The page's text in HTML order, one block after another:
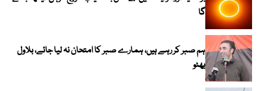
گا
ہم صبر کر رہے ہیں، ہمارے صبر کا امتحان نہ لیا جائے، بلاول
بھٹو